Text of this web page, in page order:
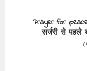
Prayer for
सर्जरी से पहले